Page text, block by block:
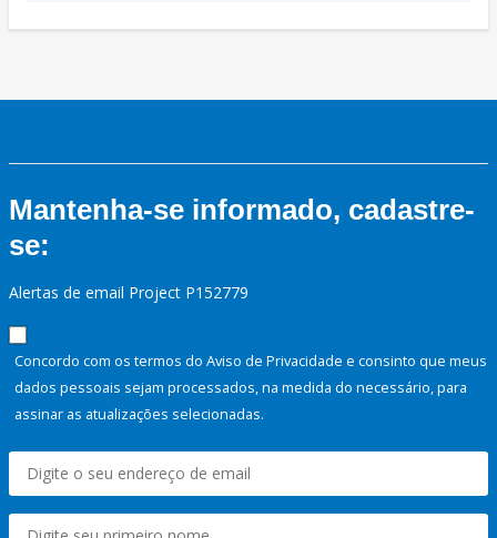
Mantenha-se informado, cadastre-
se:
Alertas de email Project P152779
Concordo com os termos do Aviso de Privacidade e consinto que meus
dados pessoais sejam processados, na medida do necessário, para
assinar as atualizações selecionadas.